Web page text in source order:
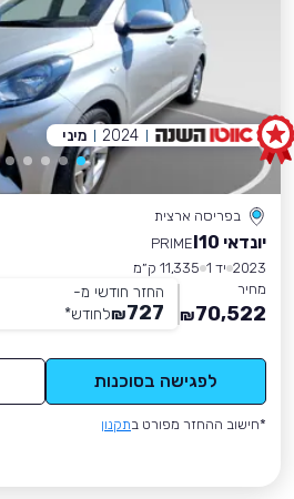
בפריסה ארצית
יונדאי I10
PRIME
2023 יד 1
11,335 ק״מ
מחיר
70,522
₪
החזר חודשי מ-
727
₪לחודש*
לפגישה בסוכנות
*חישוב ההחזר מפורט בתקנון
2024 מיני